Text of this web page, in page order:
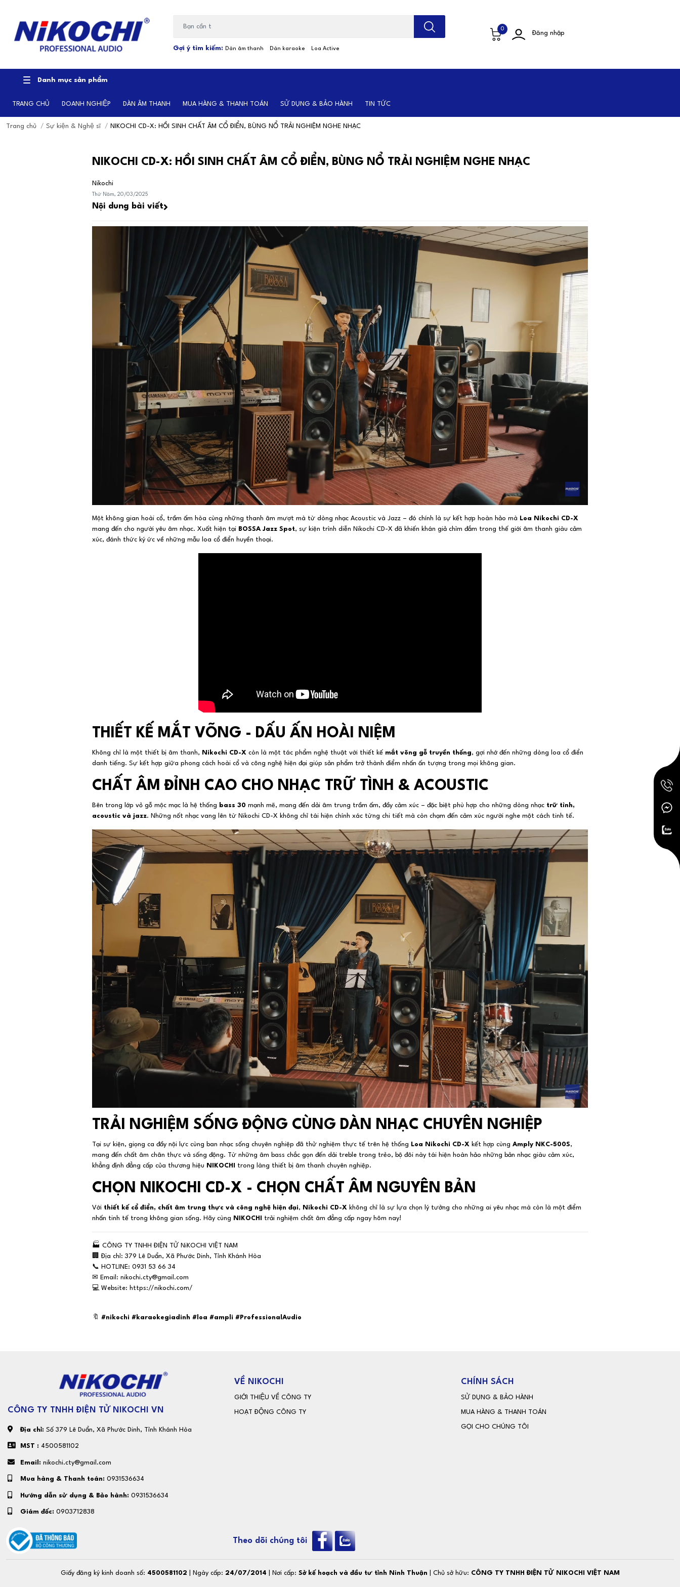
Gợi ý tìm kiếm: Dàn âm thanh Dàn karaoke Loa Active
0
Đăng nhập
Danh mục sản phẩm
TRANG CHỦ DOANH NGHIỆP DÀN ÂM THANH MUA HÀNG & THANH TOÁN SỬ DỤNG & BẢO HÀNH TIN TỨC
Trang chủ / Sự kiện & Nghệ sĩ / NIKOCHI CD-X: HỒI SINH CHẤT ÂM CỔ ĐIỂN, BÙNG NỔ TRẢI NGHIỆM NGHE NHẠC
NIKOCHI CD-X: HỒI SINH CHẤT ÂM CỔ ĐIỂN, BÙNG NỔ TRẢI NGHIỆM NGHE NHẠC
Nikochi
Thứ Năm, 20/03/2025
Nội dung bài viết
Một không gian hoài cổ, trầm ấm hòa cùng những thanh âm mượt mà từ dòng nhạc Acoustic và Jazz – đó chính là sự kết hợp hoàn hảo mà
Loa Nikochi CD-X
mang đến cho người yêu âm nhạc. Xuất hiện tại BOSSA Jazz Spot, sự kiện trình diễn Nikochi CD-X đã khiến khán giả chìm đắm trong thế giới âm thanh giàu cảm
xúc, đánh thức ký ức về những mẫu loa cổ điển huyền thoại.
THIẾT KẾ MẮT VÕNG - DẤU ẤN HOÀI NIỆM
Không chỉ là một thiết bị âm thanh, Nikochi CD-X còn là một tác phẩm nghệ thuật với thiết kế mắt võng gỗ truyền thống, gợi nhớ đến những dòng loa cổ điển
danh tiếng. Sự kết hợp giữa phong cách hoài cổ và công nghệ hiện đại giúp sản phẩm trở thành điểm nhấn ấn tượng trong mọi không gian.
CHẤT ÂM ĐỈNH CAO CHO NHẠC TRỮ TÌNH & ACOUSTIC
Bên trong lớp vỏ gỗ mộc mạc là hệ thống bass 30 mạnh mẽ, mang đến dải âm trung trầm ấm, đầy cảm xúc – đặc biệt phù hợp cho những dòng nhạc trữ tình,
acoustic và jazz. Những nốt nhạc vang lên từ Nikochi CD-X không chỉ tái hiện chính xác từng chi tiết mà còn chạm đến cảm xúc người nghe một cách tinh tế.
TRẢI NGHIỆM SỐNG ĐỘNG CÙNG DÀN NHẠC CHUYÊN NGHIỆP
Tại sự kiện, giọng ca đầy nội lực cùng ban nhạc sống chuyên nghiệp đã thử nghiệm thực tế trên hệ thống Loa Nikochi CD-X kết hợp cùngAmply NKC-500S,
mang đến chất âm chân thực và sống động. Từ những âm bass chắc gọn đến dải treble trong trẻo, bộ đôi này tái hiện hoàn hảo những bản nhạc giàu cảm xúc,
khẳng định đẳng cấp của thương hiệu
NIKOCHI trong làng thiết bị âm thanh chuyên nghiệp.
CHỌN NIKOCHI CD-X - CHỌN CHẤT ÂM NGUYÊN BẢN
Với thiết kế cổ điển, chất âm trung thực và công nghệ hiện đại, Nikochi CD-X không chỉ là sự lựa chọn lý tưởng cho những ai yêu nhạc mà còn là một điểm
nhấn tinh tế trong không gian sống. Hãy cùng
NIKOCHI trải nghiệm chất âm đẳng cấp ngay hôm nay!
🏭 CÔNG TY TNHH ĐIỆN TỬ NiKOCHI VIỆT NAM
🏢 Địa chỉ: 379 Lê Duẩn, Xã Phước Dinh, Tỉnh Khánh Hòa
📞 HOTLINE: 0931 53 66 34
✉ Email: nikochi.cty@gmail.com
💻 Website: https://nikochi.com/
🔖#nikochi #karaokegiadinh #loa #ampli #ProfessionalAudio
CÔNG TY TNHH ĐIỆN TỬ NIKOCHI VN
Địa chỉ: Số 379 Lê Duẩn, Xã Phước Dinh, Tỉnh Khánh Hòa
MST : 4500581102
Email: nikochi.cty@gmail.com
Mua hàng & Thanh toán: 0931536634
Hướng dẫn sử dụng & Bảo hành: 0931536634
Giám đốc: 0903712838
VỀ NIKOCHI
GIỚI THIỆU VỀ CÔNG TY
HOẠT ĐỘNG CÔNG TY
CHÍNH SÁCH
SỬ DỤNG & BẢO HÀNH
MUA HÀNG & THANH TOÁN
GỌI CHO CHÚNG TÔI
Theo dõi chúng tôi
Giấy đăng ký kinh doanh số: 4500581102 | Ngày cấp: 24/07/2014 | Nơi cấp: Sở kế hoạch và đầu tư tỉnh Ninh Thuận | Chủ sở hữu: CÔNG TY TNHH ĐIỆN TỬ NIKOCHI VIỆT NAM